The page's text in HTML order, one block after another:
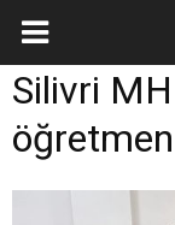
Silivri